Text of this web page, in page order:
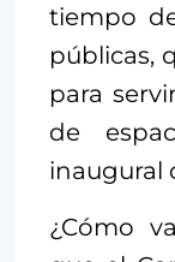
tiempo
públicas,
para
de
inaugural
¿Cómo